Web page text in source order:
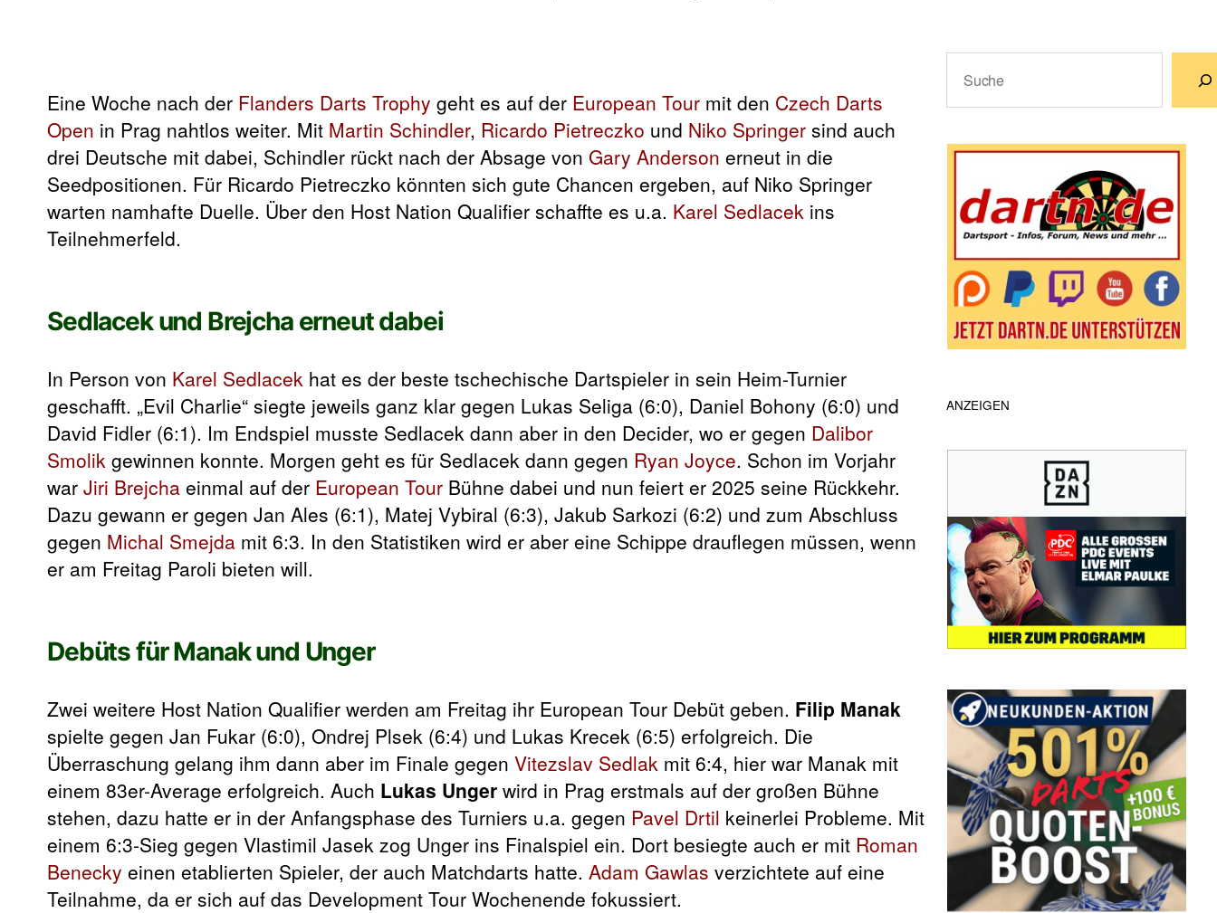
Eine Woche nach der Flanders Darts Trophy geht es auf der European Tour mit den Czech Darts
Open in Prag nahtlos weiter. Mit Martin Schindler, Ricardo Pietreczko und Niko Springer sind auch
drei Deutsche mit dabei, Schindler rückt nach der Absage von Gary Anderson erneut in die
Seedpositionen. Für Ricardo Pietreczko könnten sich gute Chancen ergeben, auf Niko Springer
warten namhafte Duelle. Über den Host Nation Qualifier schaffte es u.a. Karel Sedlacek ins
Teilnehmerfeld.
Sedlacek und Brejcha erneut dabei
In Person von Karel Sedlacek hat es der beste tschechische Dartspieler in sein Heim-Turnier
geschafft. „Evil Charlie“ siegte jeweils ganz klar gegen Lukas Seliga (6:0), Daniel Bohony (6:0) und
David Fidler (6:1). Im Endspiel musste Sedlacek dann aber in den Decider, wo er gegen Dalibor
Smolik gewinnen konnte. Morgen geht es für Sedlacek dann gegen Ryan Joyce. Schon im Vorjahr
war Jiri Brejcha einmal auf der European Tour Bühne dabei und nun feiert er 2025 seine Rückkehr.
Dazu gewann er gegen Jan Ales (6:1), Matej Vybiral (6:3), Jakub Sarkozi (6:2) und zum Abschluss
gegen Michal Smejda mit 6:3. In den Statistiken wird er aber eine Schippe drauflegen müssen, wenn
er am Freitag Paroli bieten will.
Debüts für Manak und Unger
Zwei weitere Host Nation Qualifier werden am Freitag ihr European Tour Debüt geben. Filip Manak
spielte gegen Jan Fukar (6:0), Ondrej Plsek (6:4) und Lukas Krecek (6:5) erfolgreich. Die
Überraschung gelang ihm dann aber im Finale gegen Vitezslav Sedlak mit 6:4, hier war Manak mit
einem 83er-Average erfolgreich. Auch Lukas Unger wird in Prag erstmals auf der großen Bühne
stehen, dazu hatte er in der Anfangsphase des Turniers u.a. gegen Pavel Drtil keinerlei Probleme. Mit
einem 6:3-Sieg gegen Vlastimil Jasek zog Unger ins Finalspiel ein. Dort besiegte auch er mit Roman
Benecky einen etablierten Spieler, der auch Matchdarts hatte. Adam Gawlas verzichtete auf eine
Teilnahme, da er sich auf das Development Tour Wochenende fokussiert.
ANZEIGEN